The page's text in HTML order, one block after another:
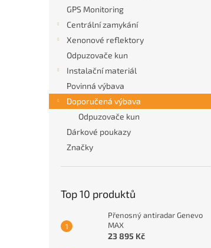
GPS Monitoring
Centrální zamykání
Xenonové reflektory
Odpuzovače kun
Instalační materiál
Povinná výbava
Doporučená výbava
Odpuzovače kun
Dárkové poukazy
Značky
Top 10 produktů
Přenosný antiradar Genevo
MAX
23 895 Kč